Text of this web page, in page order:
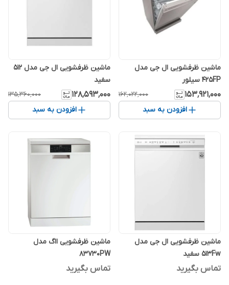
ماشین ظرفشویی ال جی مدل
425FP سیلور
۱۵۳٬۹۲۱٬۰۰۰ ۱۶۲٬۰۲۲٬۰۰۰
افزودن به سبد
ماشین ظرفشویی ال جی مدل 512
سفید
۱۲۸٬۵۹۳٬۰۰۰ ۱۳۵٬۳۶۰٬۰۰۰
افزودن به سبد
ماشین ظرفشویی ال جی مدل
513Fw سفید
تماس بگیرید
ماشین ظرفشویی ااگ مدل
83730PW
تماس بگیرید